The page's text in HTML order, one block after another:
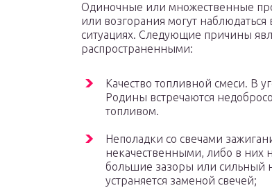
Одиночные или множественные
или возгорания могут наблюдаться
ситуациях. Следующие причины
распространенными:
Качество топливной смеси. В
Родины встречаются
топливом.
Неполадки со свечами
некачественными, либо в них
большие зазоры или сильный
устраняется заменой свечей;